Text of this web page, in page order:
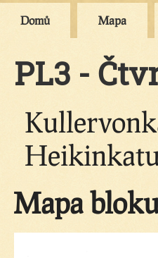
Domů Mapa
PL3 -
Heikinkatu
Mapa bloku